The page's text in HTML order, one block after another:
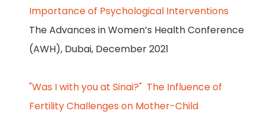
Importance of Psychological Interventions
The Advances in Women’s Health Conference
(AWH), Dubai, December 2021
"Was I with you at Sinai?" The Influence of
Fertility Challenges on Mother-Child